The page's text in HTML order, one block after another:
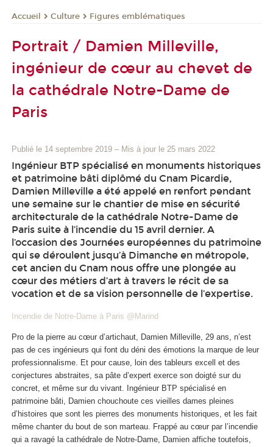
Accueil Culture Figures emblématiques
Portrait / Damien Milleville,
ingénieur de cœur au chevet de
la cathédrale Notre-Dame de
Paris
Publié le 14 septembre 2019 – Mis à jour le 25 mars 2022
Ingénieur BTP spécialisé en monuments historiques
et patrimoine bâti diplômé du Cnam Picardie,
Damien Milleville a été appelé en renfort pendant
une semaine sur le chantier de mise en sécurité
architecturale de la cathédrale Notre-Dame de
Paris suite à l’incendie du 15 avril dernier. A
l’occasion des Journées européennes du patrimoine
qui se déroulent jusqu’à Dimanche en métropole,
cet ancien du Cnam nous offre une plongée au
cœur des métiers d’art à travers le récit de sa
vocation et de sa vision personnelle de l’expertise.
Incendie de Notre-Dame à Paris @Marind
Pro de la pierre au cœur d’artichaut, Damien Milleville, 29 ans, n’est
pas de ces ingénieurs qui font du déni des émotions la marque de leur
professionnalisme. Et pour cause, loin des tableurs excell et des
conjectures abstraites, sa pâte d’expert exerce son doigté sur du
concret, et même sur du vivant. Ingénieur BTP spécialisé en
patrimoine bâti, Damien chouchoute ces vieilles dames pleines
d’histoires que sont les pierres des monuments historiques, et les fait
même chanter du bout de son marteau. Frappé au cœur par l’incendie
qui a ravagé la cathédrale de Notre-Dame, Damien affiche toutefois,